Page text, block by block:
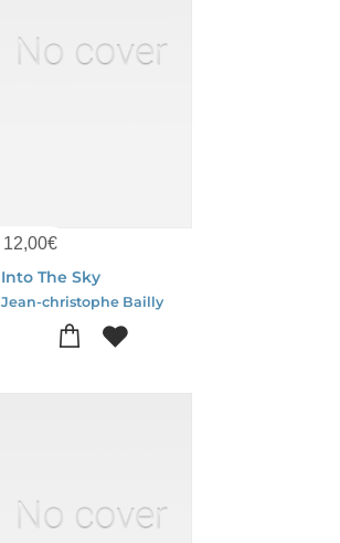
12,00€
Into The Sky
Jean-christophe Bailly